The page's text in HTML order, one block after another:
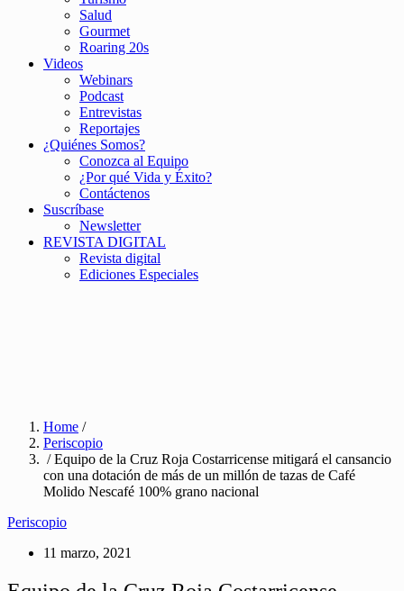
Salud
Gourmet
Roaring 20s
Videos
Webinars
Podcast
Entrevistas
Reportajes
¿Quiénes Somos?
Conozca al Equipo
¿Por qué Vida y Éxito?
Contáctenos
Suscríbase
Newsletter
REVISTA DIGITAL
Revista digital
Ediciones Especiales
Home /
Periscopio
/ Equipo de la Cruz Roja Costarricense mitigará el cansancio
con una dotación de más de un millón de tazas de Café
Molido Nescafé 100% grano nacional
Periscopio
11 marzo, 2021